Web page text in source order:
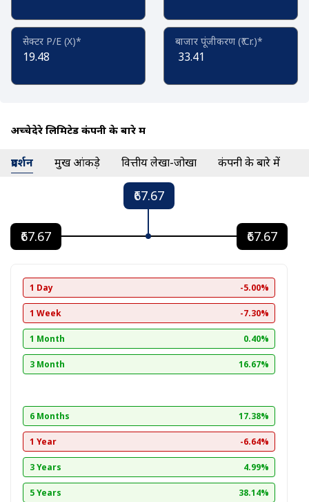
सेक्टर P/E (X)*
19.48
बाजार पूंजीकरण (₹ Cr.)*
33.41
अच्चेदेरे लिमिटेड कंपनी के बारे में
प्रदर्शन प्रमुख आंकड़े वित्तीय लेखा-जोखा कंपनी के बारे में
₹67.67
₹67.67 ₹67.67
1 Day -5.00%
1 Week -7.30%
1 Month 0.40%
3 Month 16.67%
6 Months 17.38%
1 Year -6.64%
3 Years 4.99%
5 Years 38.14%